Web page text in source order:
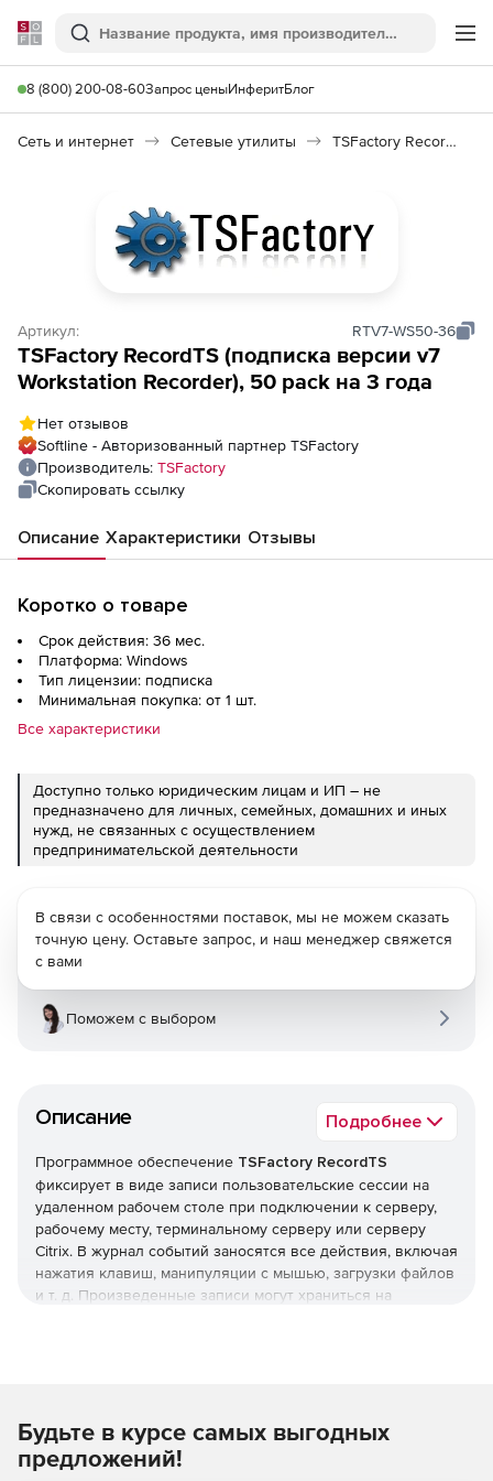
Softline
Поиск
8 (800) 200-08-60Запрос ценыИнферитБлог
Сеть и интернет Сетевые утилиты TSFactory RecordTS
Артикул: RTV7-WS50-36
TSFactory RecordTS (подписка версии v7
Workstation Recorder), 50 pack на 3 года
Нет отзывов
Softline - Авторизованный партнер TSFactory
Производитель: TSFactory
Скопировать ссылку
Описание Характеристики Отзывы
Коротко о товаре
Срок действия: 36 мес.
Платформа: Windows
Тип лицензии: подписка
Минимальная покупка: от 1 шт.
Все характеристики
Доступно только юридическим лицам и ИП – не
предназначено для личных, семейных, домашних и иных
нужд, не связанных с осуществлением
предпринимательской деятельности
Описание Подробнее
Программное обеспечение TSFactory RecordTS
фиксирует в виде записи пользовательские сессии на
удаленном рабочем столе при подключении к серверу,
рабочему месту, терминальному серверу или серверу
Citrix. В журнал событий заносятся все действия, включая
нажатия клавиш, манипуляции с мышью, загрузки файлов
и т. д. Произведенные записи могут храниться на
перематывая вперед или назад или переходя к
определенному моменту в видео.Программный
интерфейс RecordTS обеспечивает интеграцию в
В связи с особенностями поставок, мы не можем сказать
точную цену. Оставьте запрос, и наш менеджер свяжется
с вами
Поможем с выбором
Будьте в курсе самых выгодных
предложений!